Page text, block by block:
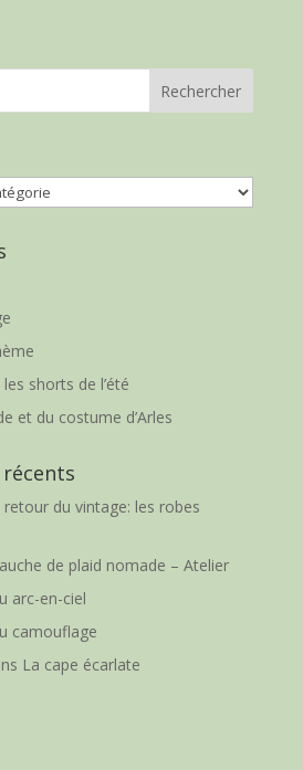
shorts de l’été
et du costume d’Arles
retour du vintage: les robes
de plaid nomade – Atelier
arc-en-ciel
camouflage
La cape écarlate